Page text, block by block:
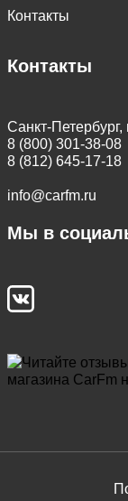
Контакты
Контакты
Санкт-
8 (800) 301-38-08
8 (812) 645-17-18
info@carfm.ru
Мы в